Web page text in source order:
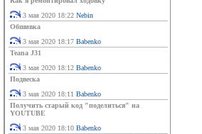
3 мая 2020 18:22 Nebin
Обшивка
3 мая 2020 18:17 Babenko
Teana J31
3 мая 2020 18:12 Babenko
Подвеска
3 мая 2020 18:11 Babenko
Получить старый код "поделиться" на
YOUTUBE
3 мая 2020 18:10 Babenko